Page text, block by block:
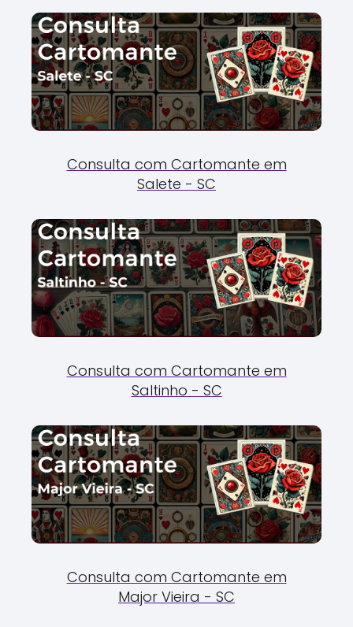
Consulta com Cartomante em
Salete - SC
Consulta com Cartomante em
Saltinho - SC
Consulta com Cartomante em
Major Vieira - SC